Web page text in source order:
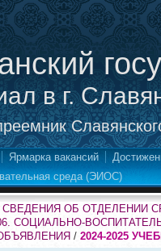
в г.
Ярмарка вакансий
среда (ЭИОС)
СВЕДЕНИЯ ОБ ОТДЕЛЕНИИ
СОЦИАЛЬНО-
/ 2024-2025